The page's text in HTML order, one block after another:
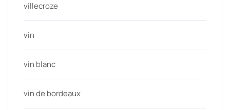
villecroze
vin
vin blanc
vin de bordeaux